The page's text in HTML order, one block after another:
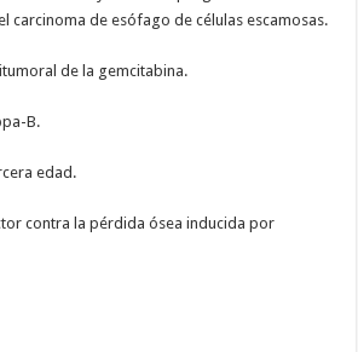
carcinoma de esófago de células escamosas.
de la gemcitabina.
B.
edad.
contra la pérdida ósea inducida por